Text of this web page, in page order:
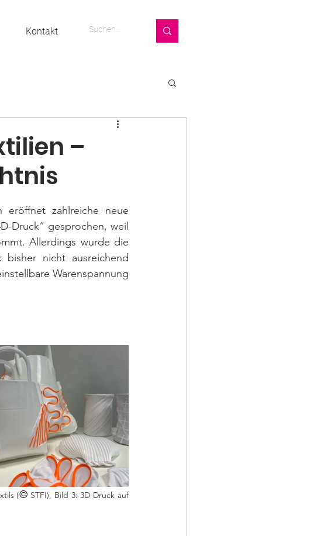
Kontakt
–
eröffnet zahlreiche neue
Druck“ gesprochen, weil
Allerdings wurde die
bisher nicht ausreichend
Warenspannung
(© STFI), Bild 3: 3D-Druck auf